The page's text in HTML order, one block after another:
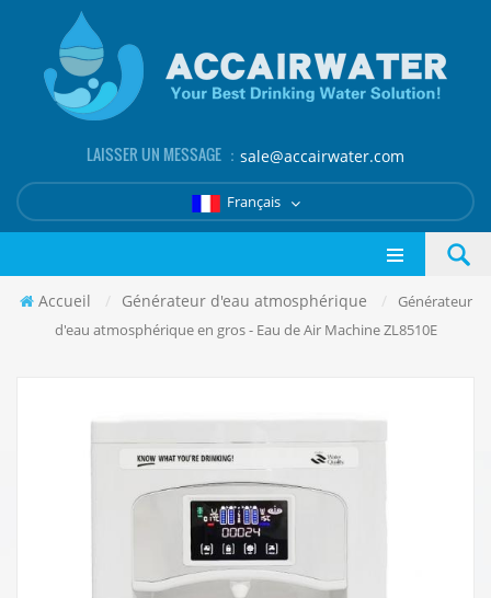
LAISSER UN MESSAGE ： sale@accairwater.com
Français
Accueil / Générateur d'eau atmosphérique /
Générateur
d'eau atmosphérique en gros - Eau de Air Machine ZL8510E